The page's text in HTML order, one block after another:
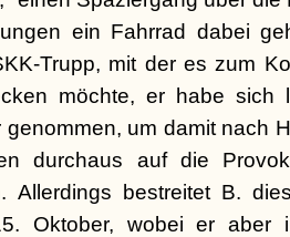
ein Fahrrad dabei
Trupp, mit der es zum
möchte, er habe sich
um damit nach
durchaus auf die
Allerdings bestreitet B.
Oktober, wobei er aber